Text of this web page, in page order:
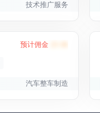
技术推广服务
预计佣金
汽车整车制造